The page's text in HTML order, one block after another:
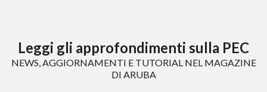
Leggi gli approfondimenti sulla PEC
NEWS, AGGIORNAMENTI E TUTORIAL NEL MAGAZINE
DI ARUBA